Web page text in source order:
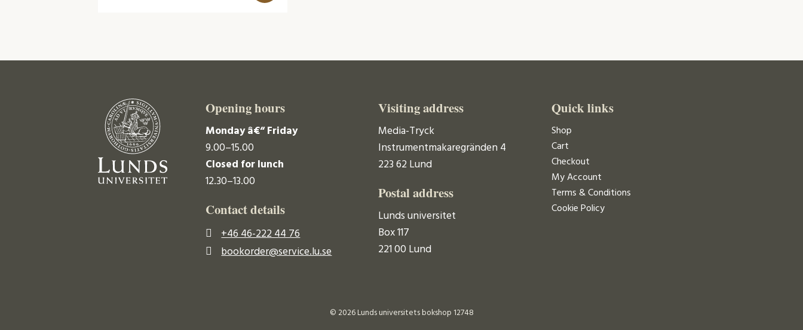
Opening hours
Monday â€“ Friday
9.00–15.00
Closed for lunch
12.30–13.00
Contact details
+46 46-222 44 76
bookorder@service.lu.se
Visiting address
Media-Tryck
Instrumentmakaregränden 4
223 62 Lund
Postal address
Lunds universitet
Box 117
221 00 Lund
Quick links
Shop
Cart
Checkout
My Account
Terms & Conditions
Cookie Policy
© 2026 Lunds universitets bokshop 12748